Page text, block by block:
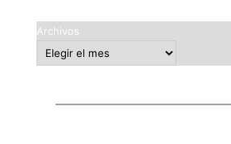
Archivos